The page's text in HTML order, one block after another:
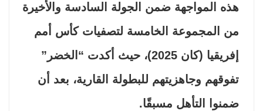
المواجهة ضمن الجولة السادسة والأخيرة
المجموعة الخامسة لتصفيات كأس أمم
إفريقيا (كان 2025)، حيث أكدت “الخضر”
وجاهزيتهم للبطولة القارية، بعد أن
التأهل مسبقًا.